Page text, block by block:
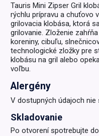
Tauris Mini Zipser Gril
rýchlu prípravu a chuťovo
grilovacia klobása, ktorá
grilovanie. Zloženie
koreniny, cibuľu,
technologické zložky pre
klobásu na gril alebo
voľbu.
Alergény
V dostupných údajoch nie
Skladovanie
Po otvorení spotrebujte